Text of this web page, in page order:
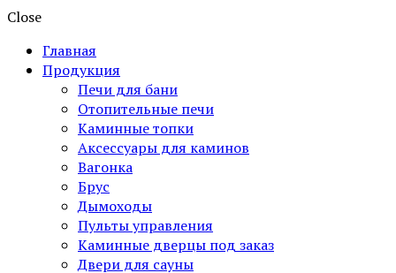
Close
Главная
Продукция
Печи для бани
Отопительные печи
Каминные топки
Аксессуары для каминов
Вагонка
Брус
Дымоходы
Пульты управления
Каминные дверцы под заказ
Двери для сауны